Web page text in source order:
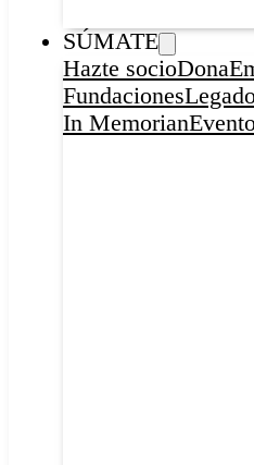
SÚMATE
Hazte socioDona
Fundaciones
In Memorian